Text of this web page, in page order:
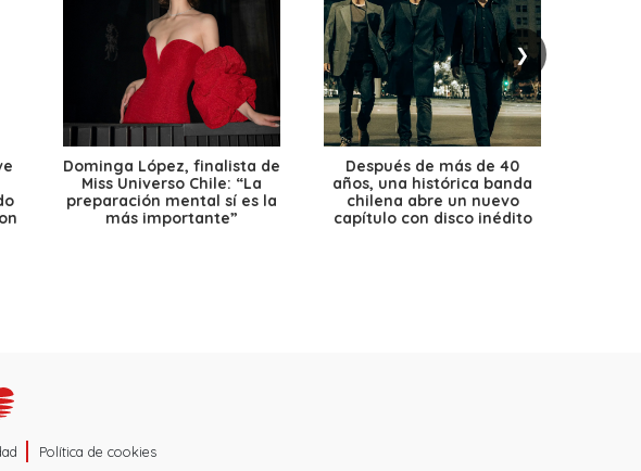
❯
Dominga López, finalista de
Miss Universo Chile: “La
preparación mental sí es la
más importante”
Después de más de 40
años, una histórica banda
chilena abre un nuevo
capítulo con disco inédito
Política de cookies